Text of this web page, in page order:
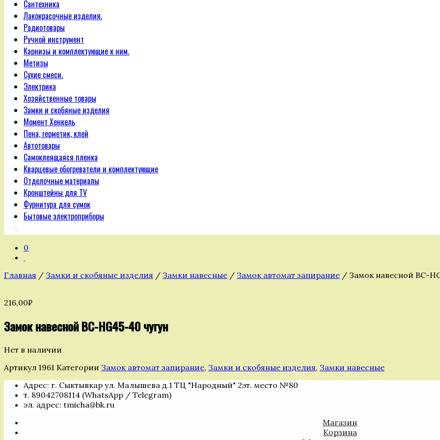
Сантехника
Лакокрасочные изделия.
Радиотовары
Ручной инструмент
Карнизы и комплектующие к ним.
Метизы
Сухие смеси.
Электрика
Хозяйственные товары
Замки и скобяные изделия
Момент Хенкель
Пена, герметик, клей
Автотовары
Самоклеящаяся пленка
Кварцевые обогреватели и комплектующие
Отделочные материалы
Кронштейны для TV
Фурнитура для сумок
Бытовые электроприборы
0
Главная / Замки и скобяные изделия / Замки навесные / Замок автомат запирание / Замок навесной ВС-
216,00₽
Замок навесной ВС-НG45-40 чугун
Нет в наличии
Артикул 1961 Категории Замок автомат запирание, Замки и скобяные изделия, Замки навесные
Адрес: г. Сыктывкар ул. Малышева д.1 ТЦ "Народный" 2эт. место №80
т. 89042708114 (WhatsApp / Telegram)
эл. адрес: tmicha@bk.ru
Магазин
Корзина